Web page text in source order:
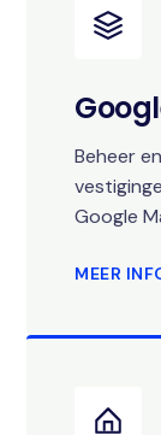
Beheer
Google
MEER